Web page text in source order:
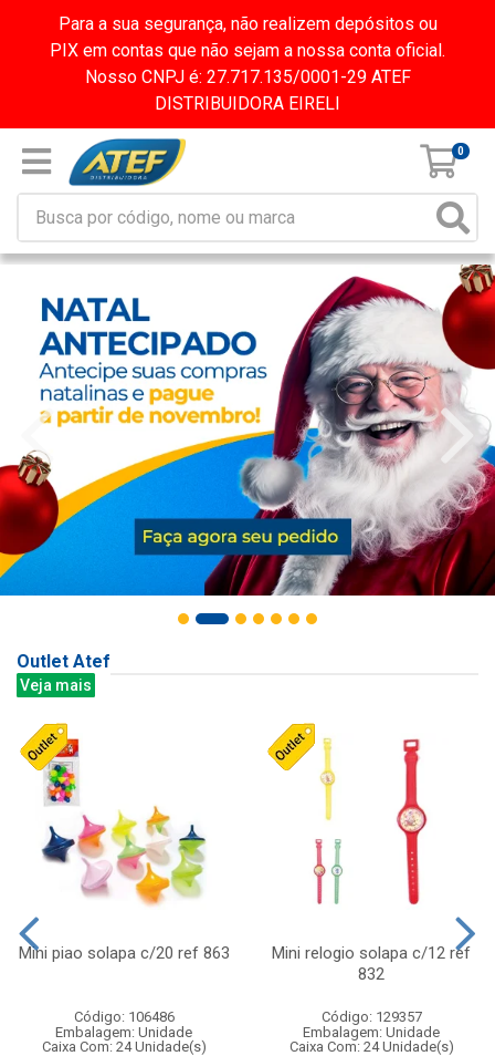
Para a sua segurança, não realizem depósitos ou
PIX em contas que não sejam a nossa conta oficial.
Nosso CNPJ é: 27.717.135/0001-29 ATEF
DISTRIBUIDORA EIRELI
0
Outlet Atef
Veja mais
Mini piao solapa c/20 ref 863
Código: 106486
Embalagem: Unidade
Caixa Com: 24 Unidade(s)
Mini relogio solapa c/12 ref
832
Código: 129357
Embalagem: Unidade
Caixa Com: 24 Unidade(s)